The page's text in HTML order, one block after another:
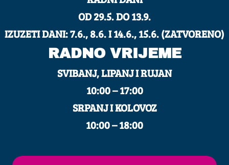
OD 29.5. DO 13.9.
IZUZETI DANI: 7.6., 8.6. I 14.6., 15.6. (ZATVORENO)
RADNO VRIJEME
SVIBANJ, LIPANJ I RUJAN
10:00 – 17:00
SRPANJ I KOLOVOZ
10:00 – 18:00